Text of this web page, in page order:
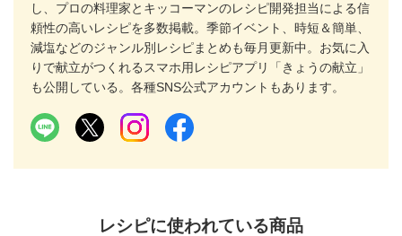
し、プロの料理家とキッコーマンのレシピ開発担当による信
頼性の高いレシピを多数掲載。季節イベント、時短＆簡単、
減塩などのジャンル別レシピまとめも毎月更新中。お気に入
りで献立がつくれるスマホ用レシピアプリ「きょうの献立」
も公開している。各種SNS公式アカウントもあります。
レシピに使われている商品